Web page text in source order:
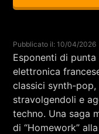
SPAZIO
STRANIERE
RCA - Radio città
Pubblicato il: 10/04/2026
Esponenti di
elettronica
classici synth-
stravolgendoli e
techno. Una saga
di “Homework”